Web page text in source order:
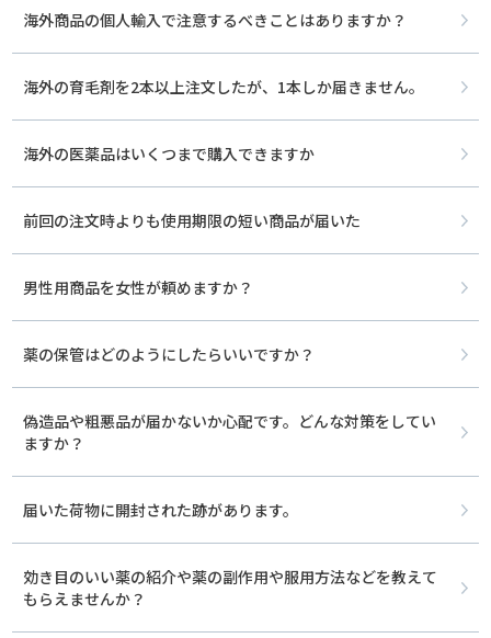
海外商品の個人輸入で注意するべきことはありますか？
海外の育毛剤を2本以上注文したが、1本しか届きません。
海外の医薬品はいくつまで購入できますか
前回の注文時よりも使用期限の短い商品が届いた
男性用商品を女性が頼めますか？
薬の保管はどのようにしたらいいですか？
偽造品や粗悪品が届かないか心配です。どんな対策をしてい
ますか？
届いた荷物に開封された跡があります。
効き目のいい薬の紹介や薬の副作用や服用方法などを教えて
もらえませんか？